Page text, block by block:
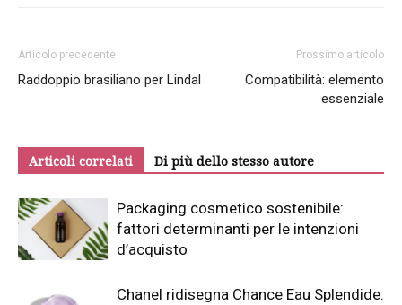
Articolo precedente
Raddoppio brasiliano per Lindal
Prossimo articolo
Compatibilità: elemento
essenziale
Articoli correlati Di più dello stesso autore
Packaging cosmetico sostenibile:
fattori determinanti per le intenzioni
d’acquisto
Chanel ridisegna Chance Eau Splendide: